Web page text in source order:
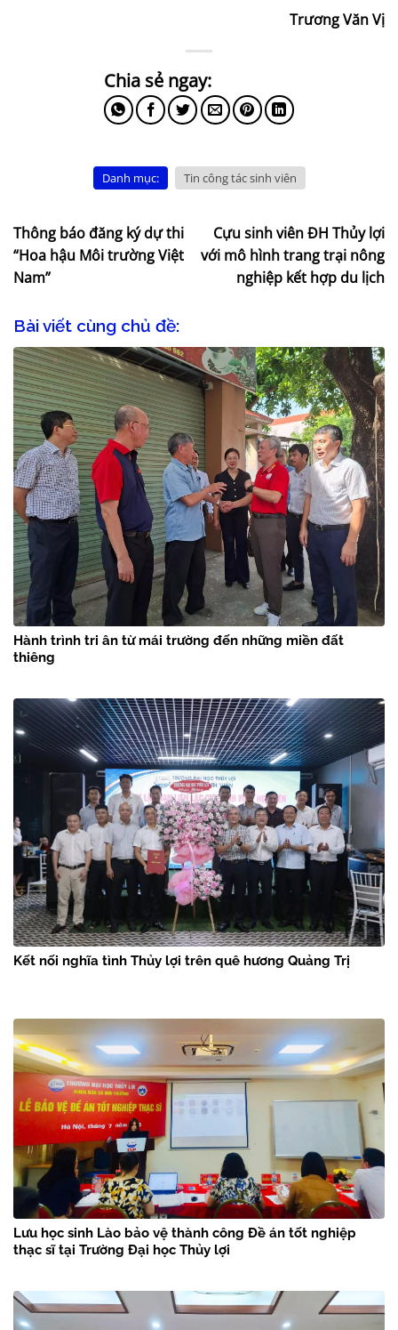
Trương Văn Vị
Danh mục: Tin công tác sinh viên
Thông báo đăng ký dự thi
“Hoa hậu Môi trường Việt
Nam”
Cựu sinh viên ĐH Thủy lợi
với mô hình trang trại nông
nghiệp kết hợp du lịch
Bài viết cùng chủ đề:
Hành trình tri ân từ mái trường đến những miền đất
thiêng
Kết nối nghĩa tình Thủy lợi trên quê hương Quảng Trị
Lưu học sinh Lào bảo vệ thành công Đề án tốt nghiệp
thạc sĩ tại Trường Đại học Thủy lợi